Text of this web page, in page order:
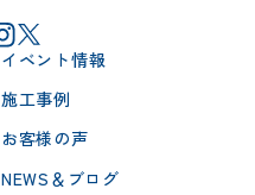
イベント情報
施工事例
お客様の声
NEWS＆ブログ